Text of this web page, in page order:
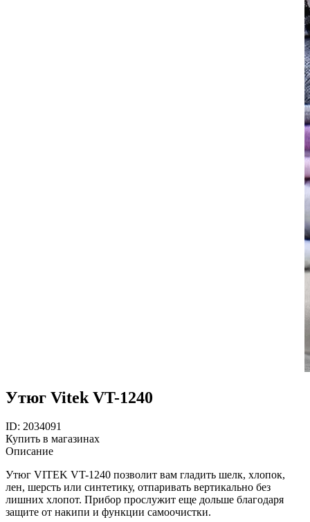
Утюг Vitek VT-1240
ID: 2034091
Купить в магазинах
Описание
Утюг VITEK VT-1240 позволит вам гладить шелк, хлопок,
лен, шерсть или синтетику, отпаривать вертикально без
лишних хлопот. Прибор прослужит еще дольше благодаря
защите от накипи и функции самоочистки.